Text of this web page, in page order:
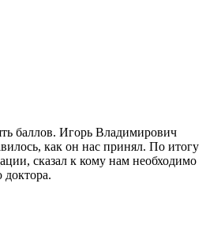
баллов. Игорь Владимирович
как он нас принял. По итогу
сказал к кому нам необходимо
доктора.